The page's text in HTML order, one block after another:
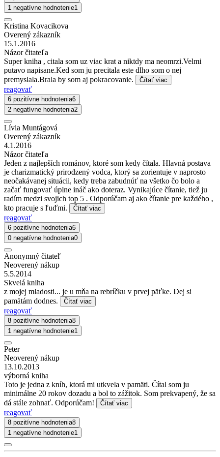
1 negatívne hodnotenie1
Kristina Kovacikova
Overený zákazník
15.1.2016
Názor čitateľa
Super kniha , citala som uz viac krat a niktdy ma neomrzi.Velmi
putavo napisane.Ked som ju precitala este dlho som o nej
premyslala.Brala by som aj pokracovanie.
Čítať viac
reagovať
6 pozitívne hodnotenia6
2 negatívne hodnotenia2
Lívia Muntágová
Overený zákazník
4.1.2016
Názor čitateľa
Jeden z najlepších románov, ktoré som kedy čítala. Hlavná postava
je charizmatický prirodzený vodca, ktorý sa zorientuje v naprosto
neočakávanej situácii, kedy treba zabudnúť na všetko čo bolo a
začať fungovať úplne ináč ako doteraz. Vynikajúce čítanie, tiež ju
radím medzi svojich top 5 . Odporúčam aj ako čítanie pre každého ,
kto pracuje s ľuďmi.
Čítať viac
reagovať
6 pozitívne hodnotenia6
0 negatívne hodnotenia0
Anonymný čitateľ
Neoverený nákup
5.5.2014
Skvelá kniha
z mojej mladosti... je u mňa na rebríčku v prvej päťke. Dej si
pamätám dodnes.
Čítať viac
reagovať
8 pozitívne hodnotenia8
1 negatívne hodnotenie1
Peter
Neoverený nákup
13.10.2013
výborná kniha
Toto je jedna z kníh, ktorá mi utkvela v pamäti. Čítal som ju
minimálne 20 rokov dozadu a bol to zážitok. Som prekvapený, že sa
dá stále zohnať. Odporúčam!
Čítať viac
reagovať
8 pozitívne hodnotenia8
1 negatívne hodnotenie1